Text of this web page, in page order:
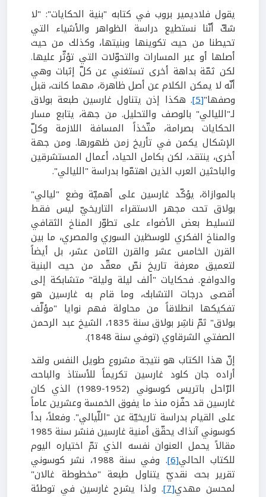
يقول فلاديمير بروب في كتابه "بنية الحكايات": "لا
شكّ أنّنا نستطيع دراسة الظواهر والأشياء التي
تحيطنا من حيث تكوينها وبنيتها، وكذلك من حيث
أصلها أو عبر المسارات والتحوّلات التي تؤثّر عليها.
لكن ثمّة بداهة أخرى تستغني عن كلّ إثبات وهي
أنّه لا يمكن الكلام عن أصل ظاهرة، مهما كانت، قبل
وصفها"[5] . هكذا إذن يتناول غارسين طبعة بولاق
لـ"الليالي" بالوصف والتحليل. من جهة، يتابع مسار
الحكايات بصرامة، متّخذاً المسافة اللازمة وكلّ
الإشكال يكمن في تأريخ زمن ظهورها. ومن جهة
أخرى، ينتقد، لكن بكامل الحياد، أعمال المستشرقين
والباحثين العرب الذين اهتمّوا بدراسة "الليالي".
بالموازاة، يؤكّد غارسين على أهميّة وضع "ليالي"
بولاق تحت مجهر الاستقراء التاريخيّ ليس فقط
لتسليط بعض الأضواء على تطوّر المناخ الثقافي
والمناخ الفكري للوسطَين السوري والمصري، ما بين
القرن الخامس عشر والقرن الثامن عشر، بل أيضاً
لتعميق معرفة تاريخ نصّ معقّد من حيث البنية
والدوافع. فحكايات "ألف ليلة وليلة" متشابكة إلى
أقصى درجات التشابك، وما قام به غارسين هو
تفكيكها انطلاقاً من محاولة فهم نوايا "مؤلّف
بولاق" ثمّ ناشِر بولاق سنة 1835، الشيخ عبد الرحمن
الصفتي الشرقاوي (توفي سنة 1848).
إنّ هذا الكتاب هو نتيجة مشروع طويل النفس ولقد
أراده جان كلود غارسين تكريماً للأستاذ والباحث
الرّاحل باتريس كوسوني (1952-1989) الذي كان
غارسين قد حفّزه منذ ما يفوق الخمسة وعشرين عاماً
على القيام بدراسة تاريخيّة عن "اللّيالي". وفعلاً، بدأ
كوسوني آنذاك يحقّق أمنية غارسين فنشر سنة 1985
مقالاً يحمل العنوان نفسه الذي تمّ اختياره اليوم
للكتاب الحالي[6]
. وفي سنة 1988، نشر كوسوني
تقرير بحث نقديّ يتناول طبعة "مخطوطة غالان"
لمحسن مهدي[7] . ولذا يشرح غارسين في توطئة